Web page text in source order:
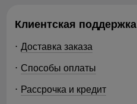
Клиентская поддержка
Доставка заказа
Способы оплаты
Рассрочка и кредит